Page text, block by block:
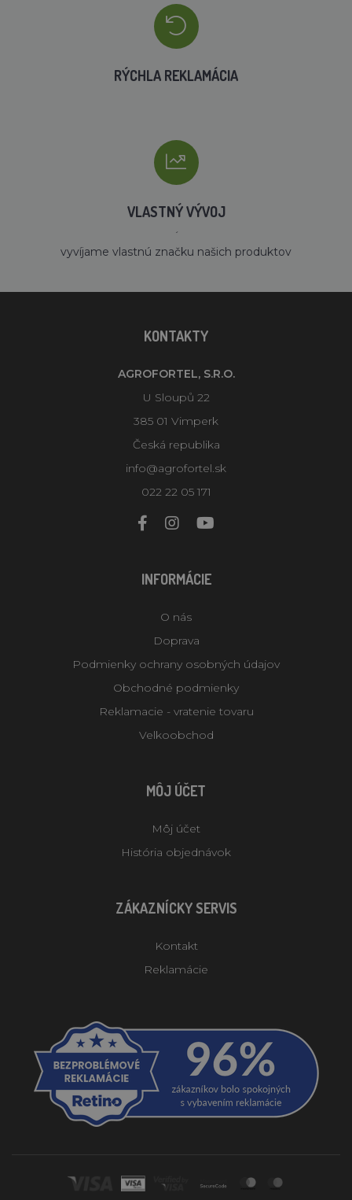
RÝCHLA REKLAMÁCIA
VLASTNÝ VÝVOJ
´
vyvíjame vlastnú značku našich produktov
KONTAKTY
AGROFORTEL, S.R.O.
U Sloupů 22
385 01 Vimperk
Česká republika
info@agrofortel.sk
022 22 05 171
INFORMÁCIE
O nás
Doprava
Podmienky ochrany osobných údajov
Obchodné podmienky
Reklamacie - vratenie tovaru
Velkoobchod
MÔJ ÚČET
Môj účet
História objednávok
ZÁKAZNÍCKY SERVIS
Kontakt
Reklamácie